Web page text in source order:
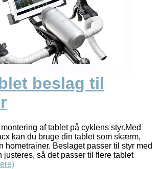
beslag til
af tablet på cyklens styr.Med
kan du bruge din tablet som skærm,
hometrainer. Beslaget passer til styr med
justeres, så det passer til flere tablet